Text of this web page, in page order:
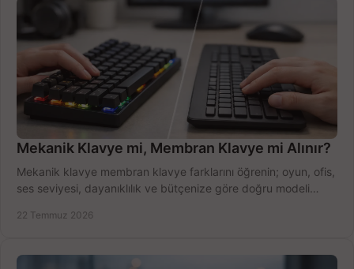
Mekanik Klavye mi, Membran Klavye mi Alınır?
Mekanik klavye membran klavye farklarını öğrenin; oyun, ofis,
ses seviyesi, dayanıklılık ve bütçenize göre doğru modeli
22 Temmuz 2026